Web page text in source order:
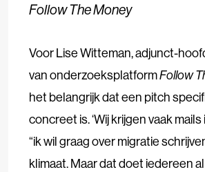
Follow The Money
Voor Lise Witteman, adjunct-
van onderzoeksplatformFollow
het belangrijk dat een pitch
concreet is. ‘Wij krijgen vaak
“ik wil graag over migratie
klimaat. Maar dat doet iedereen